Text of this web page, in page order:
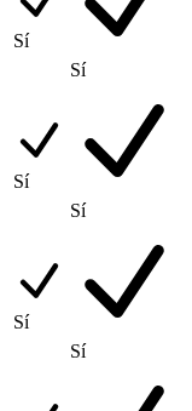
Sí
Sí
Sí
Sí
Sí
Sí